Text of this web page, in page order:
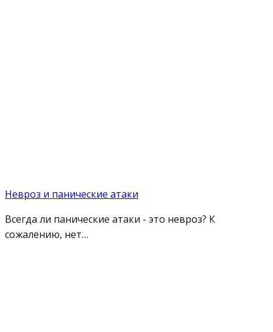
Невроз и панические атаки
Всегда ли панические атаки - это невроз? К
сожалению, нет…